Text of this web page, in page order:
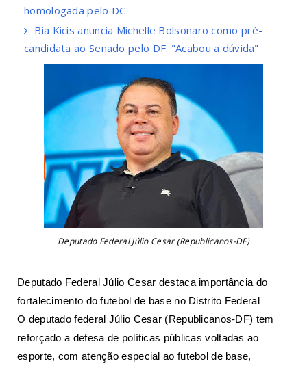
homologada pelo DC
Bia Kicis anuncia Michelle Bolsonaro como pré-
candidata ao Senado pelo DF: "Acabou a dúvida"
Deputado FederalJúlio Cesar (Republicanos-DF)
Deputado Federal Júlio Cesar destaca importância do
fortalecimento do futebol de base no Distrito Federal
O deputado federal Júlio Cesar (Republicanos-DF) tem
reforçado a defesa de políticas públicas voltadas ao
esporte, com atenção especial ao futebol de base,